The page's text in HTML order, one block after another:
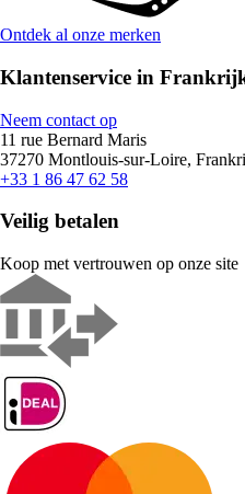
Ontdek al onze merken
Klantenservice in
Neem contact op
11 rue Bernard Maris
37270 Montlouis-sur-Loire,
+33 1 86 47 62 58
Veilig betalen
Koop met vertrouwen op onze site